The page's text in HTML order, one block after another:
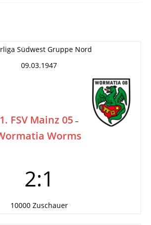
Südwest Gruppe Nord
09.03.1947
1. FSV Mainz 05 –
Worms
2:1
10000 Zuschauer